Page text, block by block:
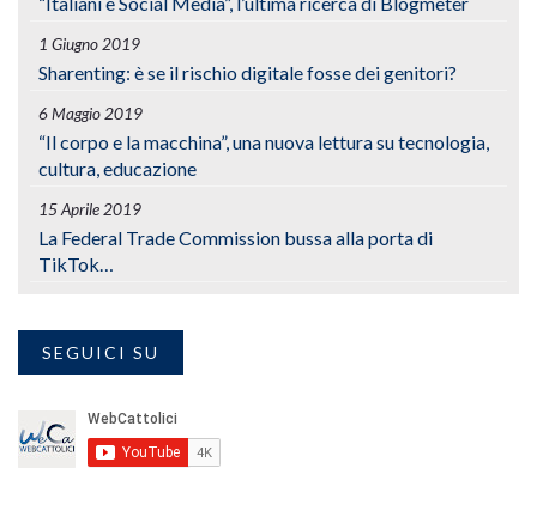
1 Giugno 2019
Sharenting: è se il rischio digitale fosse dei genitori?
6 Maggio 2019
“Il corpo e la macchina”, una nuova lettura su tecnologia,
cultura, educazione
15 Aprile 2019
La Federal Trade Commission bussa alla porta di
TikTok…
SEGUICI SU